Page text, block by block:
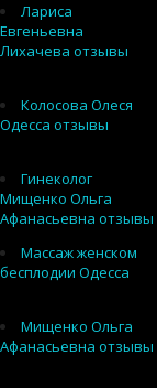
Лариса
Евгеньевна
Лихачева отзывы
Колосова Олеся
Одесса отзывы
Гинеколог
Мищенко Ольга
Афанасьевна отзывы
Массаж женском
бесплодии Одесса
Мищенко Ольга
Афанасьевна отзывы